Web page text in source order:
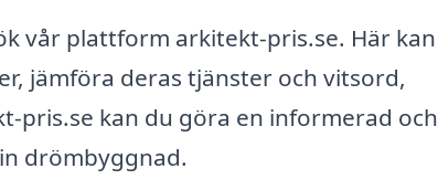
vår plattform arkitekt-pris.se. Här kan
jämföra deras tjänster och vitsord,
pris.se kan du göra en informerad och
drömbyggnad.